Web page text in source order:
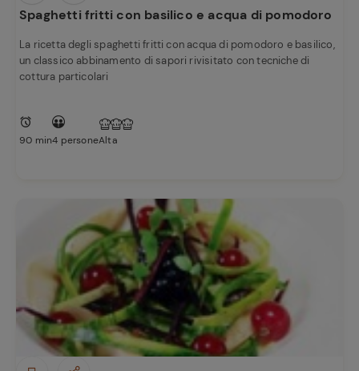
Spaghetti fritti con basilico e acqua di pomodoro
La ricetta degli spaghetti fritti con acqua di pomodoro e basilico,
un classico abbinamento di sapori rivisitato con tecniche di
cottura particolari
90 min4 personeAlta